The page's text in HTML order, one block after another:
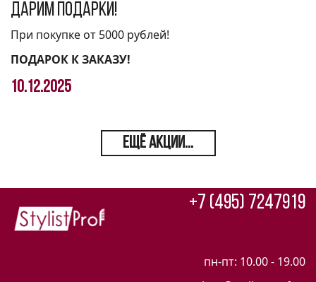
Дарим подарки!
При покупке от 5000 рублей!
ПОДАРОК К ЗАКАЗУ!
10.12.2025
ЕЩЁ АКЦИИ...
+7 (495) 7247919
пн-пт: 10.00 - 19.00